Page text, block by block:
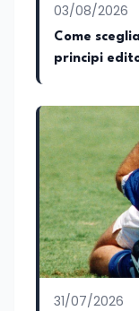
03/08/2026
Come
principi
31/07/2026